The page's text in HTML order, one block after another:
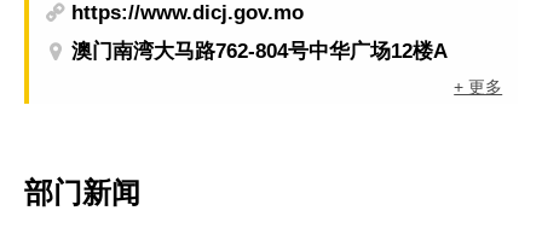
https://www.dicj.gov.mo
澳门南湾大马路762-804号中华广场12楼A
+ 更多
部门新闻